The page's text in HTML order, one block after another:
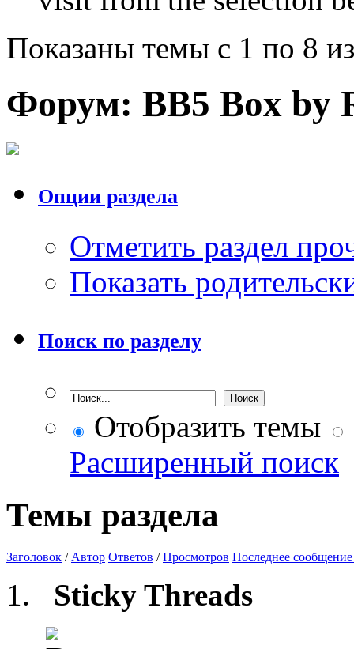
Показаны темы с 1 по 8
Форум: BB5 Box by
Опции раздела
Отметить раздел
Показать
Поиск по разделу
Отобразить темы
Расширенный поиск
Темы раздела
Заголовок / Автор Ответов /Просмотров Последнее сообщение
Sticky Threads